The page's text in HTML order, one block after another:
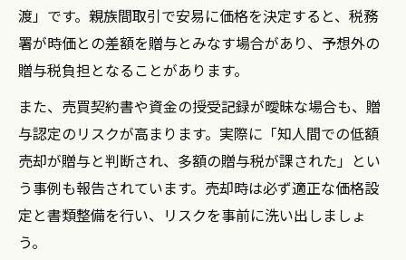
渡」です。親族間取引で安易に価格を決定すると、税務
署が時価との差額を贈与とみなす場合があり、予想外の
贈与税負担となることがあります。
また、売買契約書や資金の授受記録が曖昧な場合も、贈
与認定のリスクが高まります。実際に「知人間での低額
売却が贈与と判断され、多額の贈与税が課された」とい
う事例も報告されています。売却時は必ず適正な価格設
定と書類整備を行い、リスクを事前に洗い出しましょ
う。